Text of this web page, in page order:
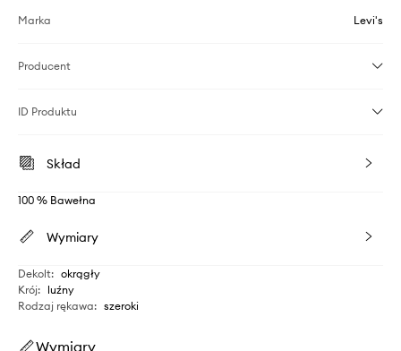
Marka Levi's
Producent
ID Produktu
Skład
100 % Bawełna
Wymiary
Dekolt: okrągły
Krój: luźny
Rodzaj rękawa: szeroki
Wymiary